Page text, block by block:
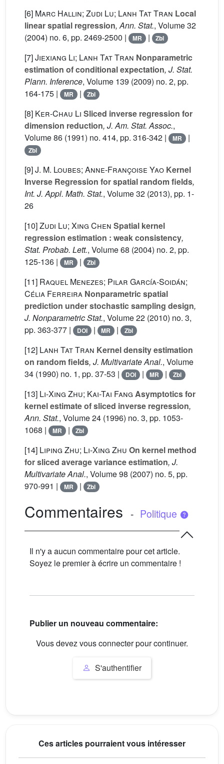
[6] Marc Hallin; Zudi Lu; Lanh Tat Tran Local
linear spatial regression, Ann. Stat., Volume 32
(2004) no. 6, pp. 2469-2500 |
MR | Zbl
[7]Jiexiang Li; Lanh Tat Tran Nonparametric
estimation of conditional expectation, J. Stat.
Plann. Inference, Volume 139 (2009) no. 2, pp.
164-175 |
MR | Zbl
[8] Ker-Chau Li Sliced inverse regression for
dimension reduction, J. Am. Stat. Assoc.,
Volume 86 (1991) no. 414, pp. 316-342 | MR |
Zbl
[9]J. M. Loubes; Anne-Françoise Yao Kernel
Inverse Regression for spatial random fields,
Int. J. Appl. Math. Stat., Volume 32 (2013), pp. 1-
26
[10]Zudi Lu; Xing Chen Spatial kernel
regression estimation : weak consistency,
Stat. Probab. Lett., Volume 68 (2004) no. 2, pp.
125-136 |
MR | Zbl
[11] Raquel Menezes; Pilar García-Soidán;
Célia Ferreira Nonparametric spatial
prediction under stochastic sampling design,
J. Nonparametric Stat., Volume 22 (2010) no. 3,
pp. 363-377 |
DOI | MR | Zbl
[12] Lanh Tat Tran Kernel density estimation
on random fields, J. Multivariate Anal., Volume
34 (1990) no. 1, pp. 37-53 | DOI | MR | Zbl
[13] Li-Xing Zhu; Kai-Tai Fang Asymptotics for
kernel estimate of sliced inverse regression,
Ann. Stat., Volume 24 (1996) no. 3, pp. 1053-
1068 |
MR | Zbl
[14] Liping Zhu; Li-Xing Zhu On kernel method
for sliced average variance estimation, J.
Multivariate Anal., Volume 98 (2007) no. 5, pp.
970-991 |
MR | Zbl
Commentaires - Politique
Il n'y a aucun commentaire pour cet article.
Soyez le premier à écrire un commentaire !
Publier un nouveau commentaire:
Vous devez vous connecter pour continuer.
S'authentifier
Ces articles pourraient vous intéresser